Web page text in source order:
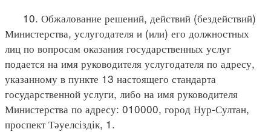
10. Обжалование решений, действий (бездействий)
Министерства, услугодателя и (или) его должностных
лиц по вопросам оказания государственных услуг
подается на имя руководителя услугодателя по адресу,
указанному в пункте 13 настоящего стандарта
государственной услуги, либо на имя руководителя
Министерства по адресу: 010000, город Нур-Султан,
проспект Тәуелсіздік, 1.